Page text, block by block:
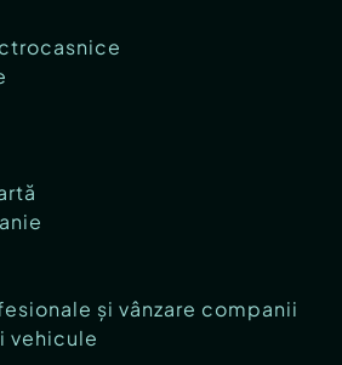
și vânzare companii
vehicule